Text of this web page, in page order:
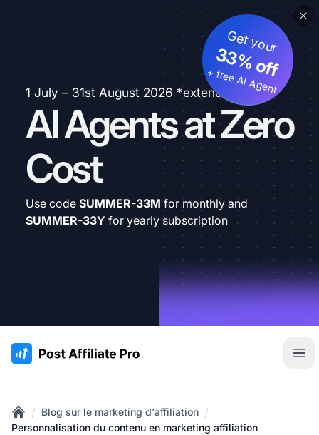
1 July – 31st August 2026 *extended
AI Agents at Zero
Cost
Get your
33% off
+ free AI Agent
Use code SUMMER-33M for monthly and
SUMMER-33Y for yearly subscription
:site.title
Home
/ Blog sur le marketing d'affiliation /
Personnalisation du contenu en marketing affiliation